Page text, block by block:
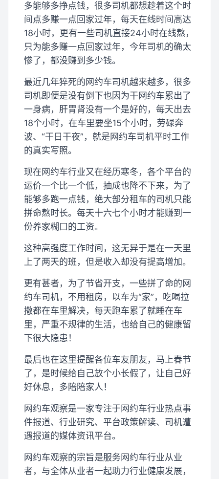
多能够多挣点钱，很多司机都想趁着这个时
间点多赚一点回家过年，每天在线时间高达
18小时，更有一些司机直接24小时在线熬，
只为能多赚一点回家过年，今年司机的确太
惨了，都没赚到多少钱。
最近几年猝死的网约车司机越来越多，很多
司机即便是没有倒下也因为干网约车累出了
一身病，肝胃肾没有一个是好的，每天出去
18个小时，在车里要坐15个小时，劳碌奔
波、“干日干夜”，就是网约车司机平时工作
的真实写照。
现在网约车行业又在经历寒冬，各个平台的
运价一个比一个低，抽成也降不下来，为了
能够多跑一点钱，绝大部分租车的司机只能
拼命熬时长。每天十六七个小时才能赚到一
份养家糊口的工资。
这种高强度工作时间，这无异于是在一天里
上了两天的班，但是收入却没有提高增加。
更有甚者，为了节省开支，一些拼了命的网
约车司机，不用租房，以车为“家”，吃喝拉
撒都在车里解决，每天跑车累了就睡在车
里，严重不规律的生活，也给自己的健康留
下很大隐患！
最后也在这里提醒各位车友朋友，马上春节
了，是时候给自己放个小长假了，让自己好
好休息，多陪陪家人！
网约车观察是一家专注于网约车行业热点事
件报道、行业研究、平台政策解读、司机遭
遇报道的媒体资讯平台。
网约车观察的宗旨是服务网约车行业从业
者，与全体从业者一起助力行业健康发展，